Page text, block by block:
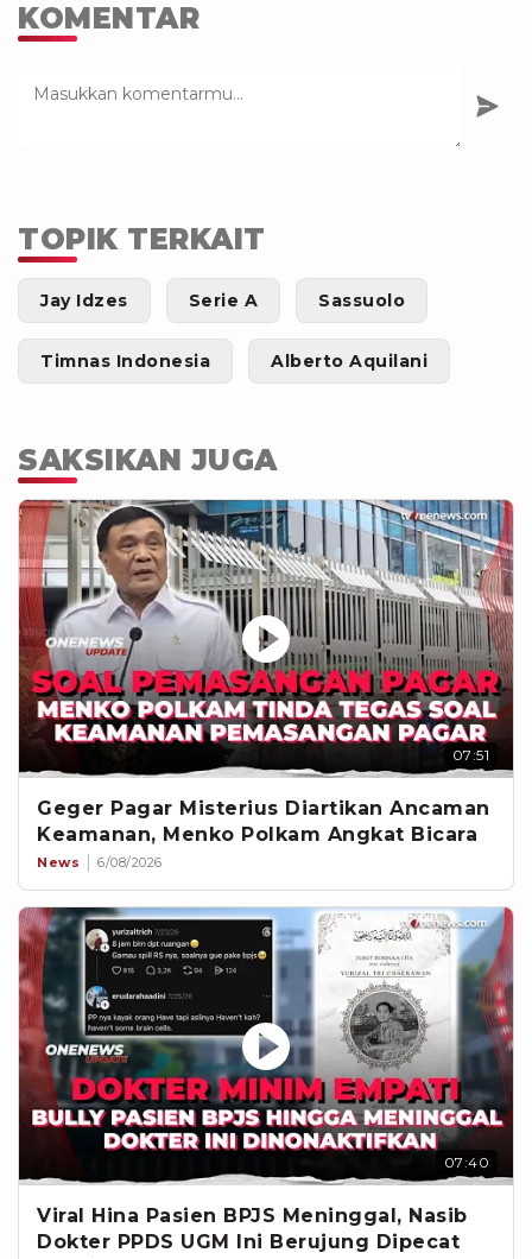
KOMENTAR
TOPIK TERKAIT
Jay Idzes Serie A Sassuolo
Timnas Indonesia Alberto Aquilani
SAKSIKAN JUGA
07:51
Geger Pagar Misterius Diartikan Ancaman
Keamanan, Menko Polkam Angkat Bicara
News 6/08/2026
07:40
Viral Hina Pasien BPJS Meninggal, Nasib
Dokter PPDS UGM Ini Berujung Dipecat